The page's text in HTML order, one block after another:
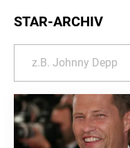
STAR-ARCHIV